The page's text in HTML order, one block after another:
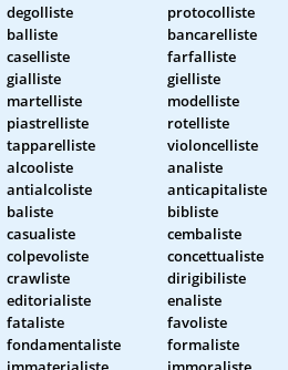
degolliste protocolliste
balliste
bancarelliste
caselliste
farfalliste
gialliste
gielliste
martelliste
modelliste
piastrelliste
rotelliste
tapparelliste
violoncelliste
alcooliste
analiste
antialcoliste
anticapitaliste
baliste
bibliste
casualiste
cembaliste
colpevoliste
concettualiste
crawliste
dirigibiliste
editorialiste
enaliste
fataliste
favoliste
fondamentaliste
formaliste